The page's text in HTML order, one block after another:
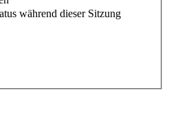
während dieser Sitzung